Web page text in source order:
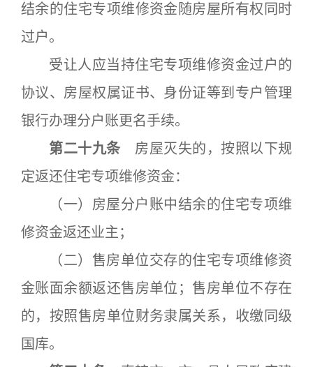
结余的住宅专项维修资金随房屋所有权同时
过户。
受让人应当持住宅专项维修资金过户的
协议、房屋权属证书、身份证等到专户管理
银行办理分户账更名手续。
第二十九条 房屋灭失的，按照以下规
定返还住宅专项维修资金：
（一）房屋分户账中结余的住宅专项维
修资金返还业主；
（二）售房单位交存的住宅专项维修资
金账面余额返还售房单位；售房单位不存在
的，按照售房单位财务隶属关系，收缴同级
国库。